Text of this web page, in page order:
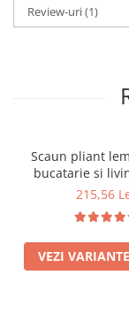
Review-uri(1)
Scaun pliant
bucatarie si
tapitat cu piele
215,56
VEZI VARIANTE